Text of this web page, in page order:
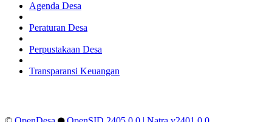
Agenda Desa
Peraturan Desa
Perpustakaan Desa
Transparansi Keuangan